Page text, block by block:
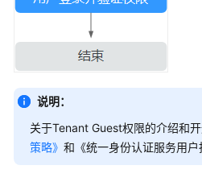
使
限
使
服
务
说明：
关于Tenant Guest权限的介绍和
策略》 和《统一身份认证服务用户